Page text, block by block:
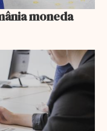
moneda